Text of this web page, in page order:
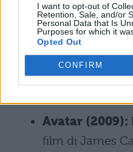
I want to opt-out of
Retention, Sale, and/or
Personal Data that Is
Purposes for which it
Opted Out
CONFIRM
percezione e la
realtà? Questo
Villeneuve con
Adams prova a
Avatar (2009):
film di James